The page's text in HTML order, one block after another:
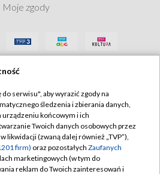
Moje zgody
serwisu", aby wyrazić zgody na
śledzenia i zbierania danych,
urządzeniu końcowym i ich
Twoich danych osobowych przez
likwidacji (zwaną dalej również „TVP”),
firm) oraz pozostałych Zaufanych
marketingowych (w tym do
reklam do Twoich zainteresowań i